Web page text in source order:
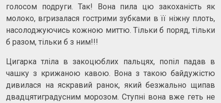
голосом подруги. Так! Вона пила цю закоханість як
молоко, вгризалася гострими зубками в її ніжну плоть,
насолоджуючись кожною миттю. Тільки б поряд, тільки
б разом, тільки б з ним!!!
Цигарка тліла в закоцюблих пальцях, попіл падав в
чашку з крижаною кавою. Вона з такою байдужістю
дивилася на яскравий ранок, який безжально щипав
двадцятиградусним морозом. Ступні вона вже геть не